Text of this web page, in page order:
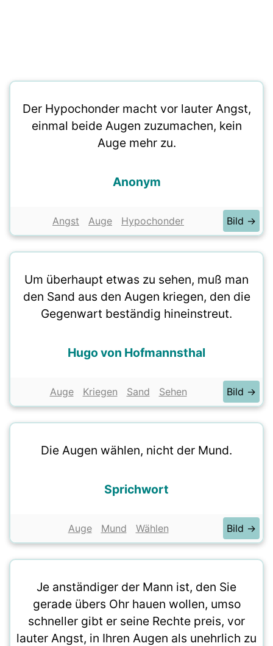
Der Hypochonder macht vor lauter Angst,
einmal beide Augen zuzumachen, kein
Auge mehr zu.
Anonym
Angst Auge Hypochonder Bild →
Um überhaupt etwas zu sehen, muß man
den Sand aus den Augen kriegen, den die
Gegenwart beständig hineinstreut.
Hugo von Hofmannsthal
Auge Kriegen Sand Sehen Bild →
Die Augen wählen, nicht der Mund.
Sprichwort
Auge Mund Wählen Bild →
Je anständiger der Mann ist, den Sie
gerade übers Ohr hauen wollen, umso
schneller gibt er seine Rechte preis, vor
lauter Angst, in Ihren Augen als unehrlich zu